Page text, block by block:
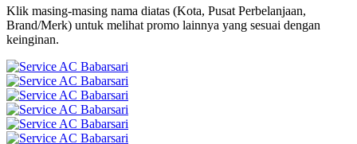
Klik masing-masing nama diatas (Kota, Pusat Perbelanjaan,
Brand/Merk) untuk melihat promo lainnya yang sesuai dengan
keinginan.